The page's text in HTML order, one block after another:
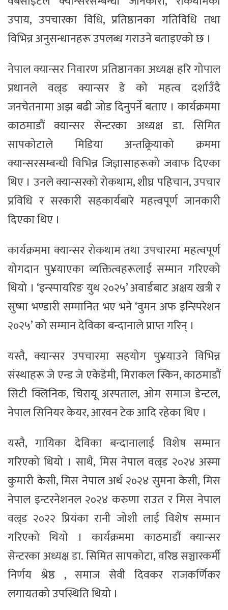
उपाय, उपचारका विधि, प्रतिष्ठानका गतिविधि तथा
विभिन्न अनुसन्धानहरू उपलब्ध गराउने बताइएको छ ।
नेपाल क्यान्सर निवारण प्रतिष्ठानका अध्यक्ष हरि गोपाल
प्रधानले वल्र्ड क्यान्सर डे को महत्व दर्शाउँदै
जनचेतनामा अझ बढी जोड दिनुपर्ने बताए । कार्यक्रममा
काठमाडौं क्यान्सर सेन्टरका अध्यक्ष डा. सिमित
सापकोटाले मिडिया अन्तक्र्रियाको क्रममा
क्यान्सरसम्बन्धी विभिन्न जिज्ञासाहरूको जवाफ दिएका
थिए । उनले क्यान्सरको रोकथाम, शीघ्र पहिचान, उपचार
प्रविधि र सरकारी सहकार्यबारे महत्त्वपूर्ण जानकारी
दिएका थिए ।
कार्यक्रममा क्यान्सर रोकथाम तथा उपचारमा महत्वपूर्ण
योगदान पु¥याएका व्यक्तित्वहरूलाई सम्मान गरिएको
थियो । ‘इन्स्पायरिङ युथ २०२५’ अवार्डबाट अक्षय खत्री र
सुष्मा भण्डारी सम्मानित भए भने ‘वुमन अफ इन्स्पिरेशन
२०२५’ को सम्मान देविका बन्दानाले प्राप्त गरिन् ।
यस्तै, क्यान्सर उपचारमा सहयोग पु¥याउने विभिन्न
संस्थाहरू जे एन्ड जे एकेडेमी, मिराकल स्किन, काठमाडौं
सिटी क्लिनिक, चिरायू अस्पताल, ओम समाज डेन्टल,
नेपाल सिनियर केयर, आरवन टेक आदि रहेका थिए ।
यस्तै, गायिका देविका बन्दानालाई विशेष सम्मान
गरिएको थियो । साथै, मिस नेपाल वल्र्ड २०२४ अस्मा
कुमारी केसी, मिस नेपाल अर्थ २०२४ सुमना केसी, मिस
नेपाल इन्टरनेशनल २०२४ करुणा राउत र मिस नेपाल
वल्र्ड २०२२ प्रियंका रानी जोशी लाई विशेष सम्मान
गरिएको थियो । कार्यक्रममा काठमाडौं क्यान्सर
सेन्टरका अध्यक्ष डा. सिमित सापकोटा, वरिष्ठ सञ्चारकर्मी
निर्णय श्रेष्ठ , समाज सेवी दिवकर राजकर्णिकर
लगायतको उपस्थिति थियो ।